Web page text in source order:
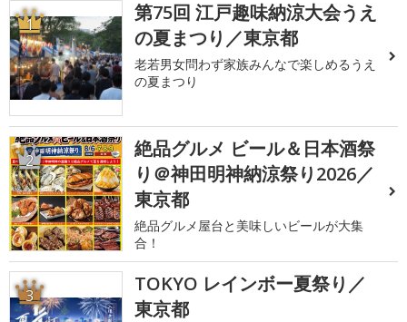
1
第75回 江戸趣味納涼大会うえ
の夏まつり／東京都
老若男女問わず家族みんなで楽しめるうえ
の夏まつり
2
絶品グルメ ビール＆日本酒祭
り＠神田明神納涼祭り2026／
東京都
絶品グルメ屋台と美味しいビールが大集
合！
3
TOKYO レインボー夏祭り／
東京都